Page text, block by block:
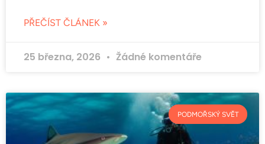
PŘEČÍST ČLÁNEK »
25 března, 2026 Žádné komentáře
PODMOŘSKÝ SVĚT